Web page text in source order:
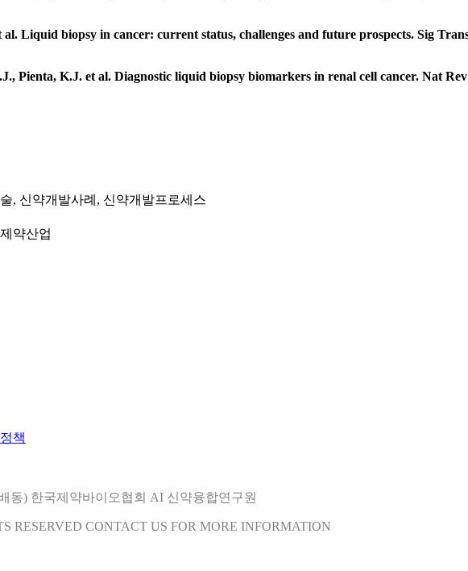
Liquid biopsy in cancer: current status, challenges and future prospects. Sig
Pienta, K.J. et al. Diagnostic liquid biopsy biomarkers in renal cell cancer. Nat
, 신약개발사례, 신약개발프로세스
약산업
책
동) 한국제약바이오협회 AI 신약융합연구원
RESERVED CONTACT US FOR MORE INFORMATION